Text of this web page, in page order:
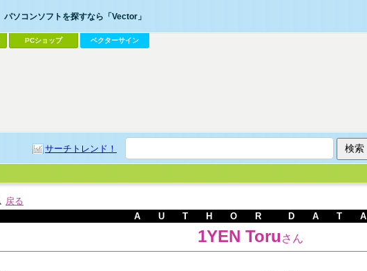
パソコンソフトを探すなら「Vector」
PCショップ ベクターサイン
サーチトレンド！
戻る
A U T H O R D A T A
1YEN Toru さん